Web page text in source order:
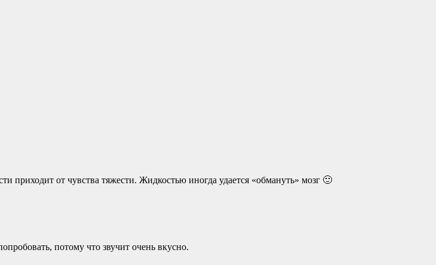
приходит от чувства тяжести. Жидкостью иногда удается «обмануть» мозг 🙂
потому что звучит очень вкусно.